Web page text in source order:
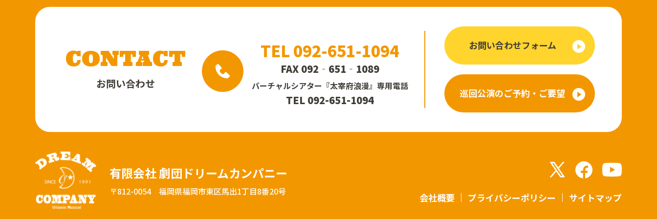
CONTACT
お問い合わせ
TEL 092-651-1094
FAX 092‐651‐1089
バーチャルシアター 『太宰府浪漫』 専用電話
TEL 092-651-1094
お問い合わせフォーム
巡回公演のご予約・ご要望
有限会社 劇団ドリームカンパニー
〒812-0054 福岡県福岡市東区馬出1丁目8番20号 会社概要 プライバシーポリシー サイトマップ